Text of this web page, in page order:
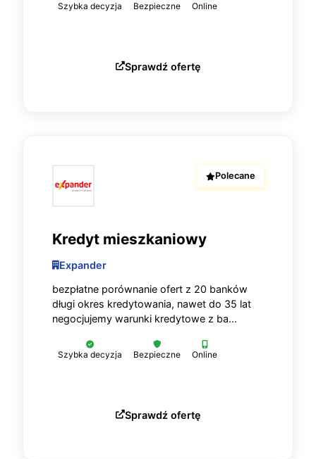
Szybka decyzja Bezpieczne Online
Sprawdź ofertę
Polecane
Kredyt mieszkaniowy
Expander
bezpłatne porównanie ofert z 20 banków
długi okres kredytowania, nawet do 35 lat
negocjujemy warunki kredytowe z ba...
Szybka decyzja Bezpieczne Online
Sprawdź ofertę